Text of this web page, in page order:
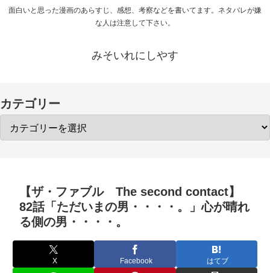
面白いと思った漫画のあらすじ、感想、考察などを書いてます。ネタバレが嫌
な人は注意して下さい。
みそいれにしやす
カテゴリー
【ザ・ファブル The second contact】
82話「ただいまの男・・・・。」心が晴れ
る側の男・・・・。
X Facebook はてブ